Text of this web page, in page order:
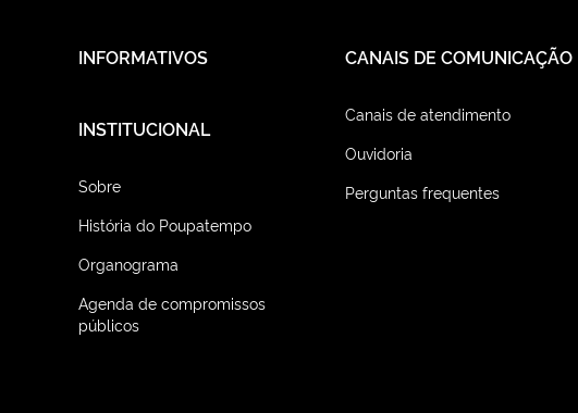
INFORMATIVOS CANAIS DE COMUNICAÇÃO
Canais de atendimento
Ouvidoria
Perguntas frequentes
INSTITUCIONAL
Sobre
História do Poupatempo
Organograma
Agenda de compromissos
públicos